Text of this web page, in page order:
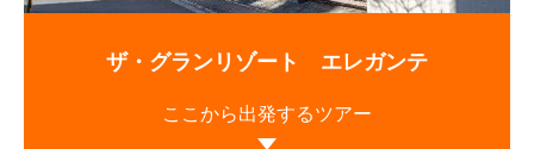
ザ・グランリゾート エレガンテ
ここから出発するツアー